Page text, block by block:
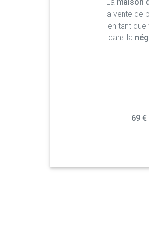
La maison
la vente de
en tant
dans la
69 €